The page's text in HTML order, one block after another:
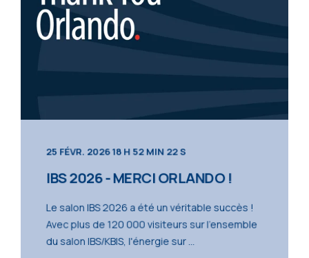
25 FÉVR. 2026 18 H 52 MIN 22 S
IBS 2026 - MERCI ORLANDO !
Le salon IBS 2026 a été un véritable succès !
Avec plus de 120 000 visiteurs sur l'ensemble
du salon IBS/KBIS, l'énergie sur ...